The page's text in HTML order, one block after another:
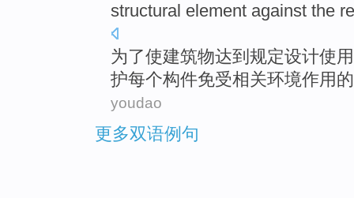
structural element against the
为了使建筑物达到 规定设计使
护每个构件免受相关环境作用 的
youdao
更多双语例句